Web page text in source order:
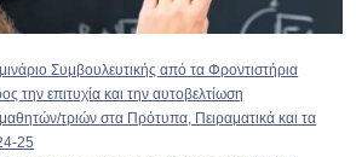
Συμβουλευτικής από τα Φροντιστήρια
επιτυχία και την αυτοβελτίωση
τριών στα Πρότυπα, Πειραματικά και τα
25